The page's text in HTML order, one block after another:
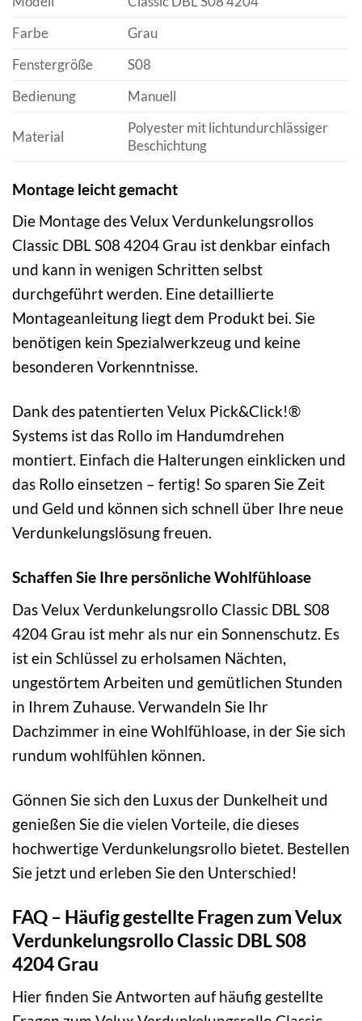
Farbe
Grau
Fenstergröße
S08
Bedienung
Manuell
Material
Polyester mit lichtundurchlässiger
Beschichtung
Montage leicht gemacht
Die Montage des Velux Verdunkelungsrollos
Classic DBL S08 4204 Grau ist denkbar einfach
und kann in wenigen Schritten selbst
durchgeführt werden. Eine detaillierte
Montageanleitung liegt dem Produkt bei. Sie
benötigen kein Spezialwerkzeug und keine
besonderen Vorkenntnisse.
Dank des patentierten Velux Pick&Click!®
Systems ist das Rollo im Handumdrehen
montiert. Einfach die Halterungen einklicken und
das Rollo einsetzen – fertig! So sparen Sie Zeit
und Geld und können sich schnell über Ihre neue
Verdunkelungslösung freuen.
Schaffen Sie Ihre persönliche Wohlfühloase
Das Velux Verdunkelungsrollo Classic DBL S08
4204 Grau ist mehr als nur ein Sonnenschutz. Es
ist ein Schlüssel zu erholsamen Nächten,
ungestörtem Arbeiten und gemütlichen Stunden
in Ihrem Zuhause. Verwandeln Sie Ihr
Dachzimmer in eine Wohlfühloase, in der Sie sich
rundum wohlfühlen können.
Gönnen Sie sich den Luxus der Dunkelheit und
genießen Sie die vielen Vorteile, die dieses
hochwertige Verdunkelungsrollo bietet. Bestellen
Sie jetzt und erleben Sie den Unterschied!
FAQ – Häufig gestellte Fragen zum Velux
Verdunkelungsrollo Classic DBL S08
4204 Grau
Hier finden Sie Antworten auf häufig gestellte